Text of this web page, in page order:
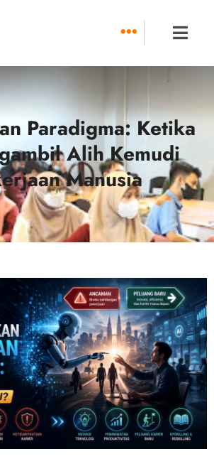
Paradigma: Ketika
Alih Kemudi
Manusia